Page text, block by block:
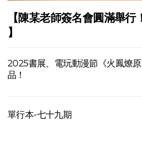
【陳某老師簽名會圓滿舉
】
2025書展、電玩動漫節《火鳳燎
品！
單行本-七十九期